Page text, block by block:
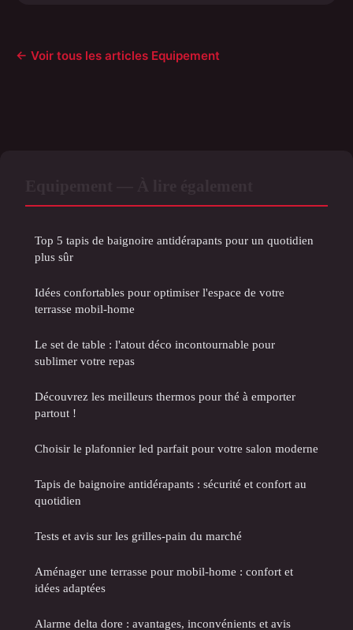
← Voir tous les articles Equipement
Top 5 tapis de baignoire antidérapants pour un quotidien
plus sûr
Idées confortables pour optimiser l'espace de votre
terrasse mobil-home
Le set de table : l'atout déco incontournable pour
sublimer votre repas
Découvrez les meilleurs thermos pour thé à emporter
partout !
Choisir le plafonnier led parfait pour votre salon moderne
Tapis de baignoire antidérapants : sécurité et confort au
quotidien
Tests et avis sur les grilles-pain du marché
Aménager une terrasse pour mobil-home : confort et
idées adaptées
Alarme delta dore : avantages, inconvénients et avis